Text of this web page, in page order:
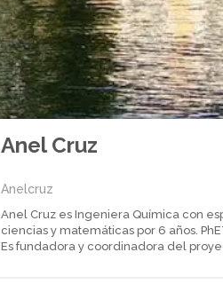
Anel Cruz
Anelcruz
Anel Cruz es Ingeniera Química con
ciencias y matemáticas por 6 años.
Es fundadora y coordinadora del